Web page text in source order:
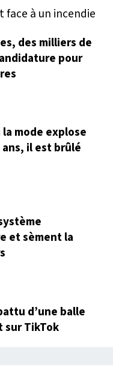
des milliers de
pour
mode explose
il est brûlé
et sèment la
d’une balle
sur TikTok